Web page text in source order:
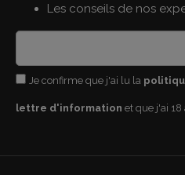
Les conseils de nos
Je confirme que j'ai lu la
lettre d'information et que j'ai